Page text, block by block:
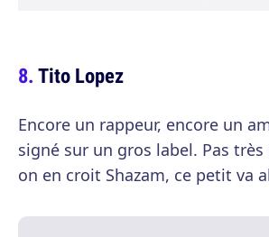
Tito Lopez
Encore un rappeur, encore un
signé sur un gros label. Pas
on en croit Shazam, ce petit va